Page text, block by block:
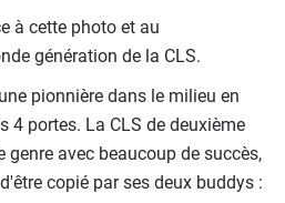
à cette photo et au
génération de la CLS.
pionnière dans le milieu en
4 portes. La CLS de deuxième
genre avec beaucoup de succès,
copié par ses deux buddys :